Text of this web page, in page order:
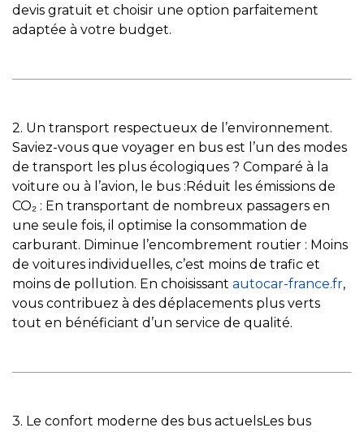
devis gratuit et choisir une option parfaitement
adaptée à votre budget.
2. Un transport respectueux de l’environnement.
Saviez-vous que voyager en bus est l’un des modes
de transport les plus écologiques ? Comparé à la
voiture ou à l’avion, le bus :Réduit les émissions de
CO₂ : En transportant de nombreux passagers en
une seule fois, il optimise la consommation de
carburant. Diminue l’encombrement routier : Moins
de voitures individuelles, c’est moins de trafic et
moins de pollution. En choisissant autocar-france.fr,
vous contribuez à des déplacements plus verts
tout en bénéficiant d’un service de qualité.
3. Le confort moderne des bus actuelsLes bus